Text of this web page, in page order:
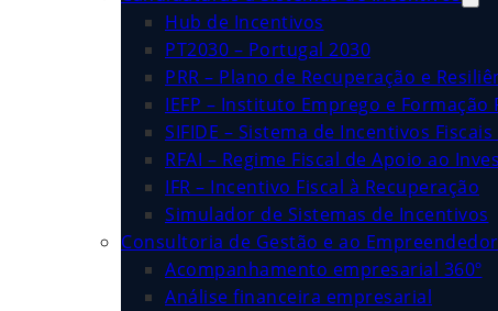
Hub de Incentivos
PT2030 – Portugal 2030
PRR – Plano de Recuperação e
IEFP – Instituto Emprego e Formação
SIFIDE – Sistema de Incentivos
RFAI – Regime Fiscal de Apoio ao
IFR – Incentivo Fiscal à Recuperação
Simulador de Sistemas de Incentivos
Consultoria de Gestão e ao
Acompanhamento empresarial 360º
Análise financeira empresarial